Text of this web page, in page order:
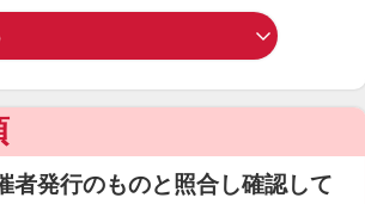
者発行のものと照合し確認して